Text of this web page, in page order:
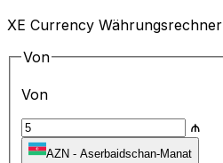
XE Currency Währungsrechner
Von
Von
₼
AZN - Aserbaidschan-Manat